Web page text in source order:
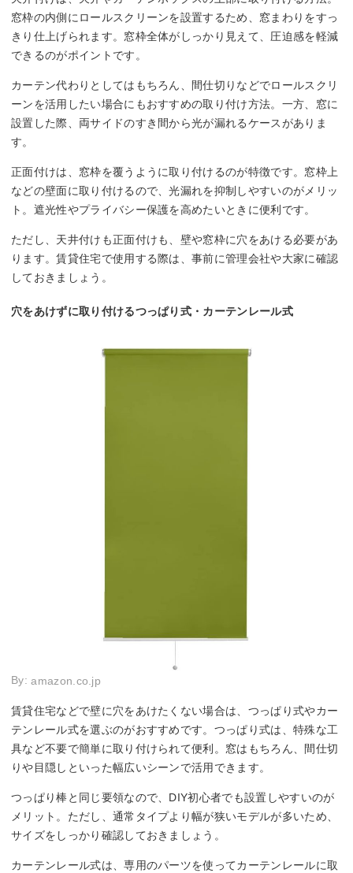
窓枠の内側にロールスクリーンを設置するため、窓まわりをすっ
きり仕上げられます。窓枠全体がしっかり見えて、圧迫感を軽減
できるのがポイントです。
カーテン代わりとしてはもちろん、間仕切りなどでロールスクリ
ーンを活用したい場合にもおすすめの取り付け方法。一方、窓に
設置した際、両サイドのすき間から光が漏れるケースがありま
す。
正面付けは、窓枠を覆うように取り付けるのが特徴です。窓枠上
などの壁面に取り付けるので、光漏れを抑制しやすいのがメリッ
ト。遮光性やプライバシー保護を高めたいときに便利です。
ただし、天井付けも正面付けも、壁や窓枠に穴をあける必要があ
ります。賃貸住宅で使用する際は、事前に管理会社や大家に確認
しておきましょう。
穴をあけずに取り付けるつっぱり式・カーテンレール式
By:amazon.co.jp
賃貸住宅などで壁に穴をあけたくない場合は、つっぱり式やカー
テンレール式を選ぶのがおすすめです。つっぱり式は、特殊な工
具など不要で簡単に取り付けられて便利。窓はもちろん、間仕切
りや目隠しといった幅広いシーンで活用できます。
つっぱり棒と同じ要領なので、DIY初心者でも設置しやすいのが
メリット。ただし、通常タイプより幅が狭いモデルが多いため、
サイズをしっかり確認しておきましょう。
カーテンレール式は、専用のパーツを使ってカーテンレールに取